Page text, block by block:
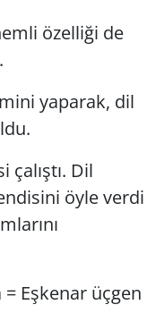
özelliği de
yaparak, dil
Dil
öyle verdi
Eşkenar üçgen